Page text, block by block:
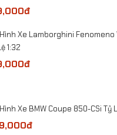
thớt Cứu hộ CSGT tỷ lệ
Xe Lamborghini Fenomeno
1:32
Xe BMW Coupe 850-CSi Tỷ